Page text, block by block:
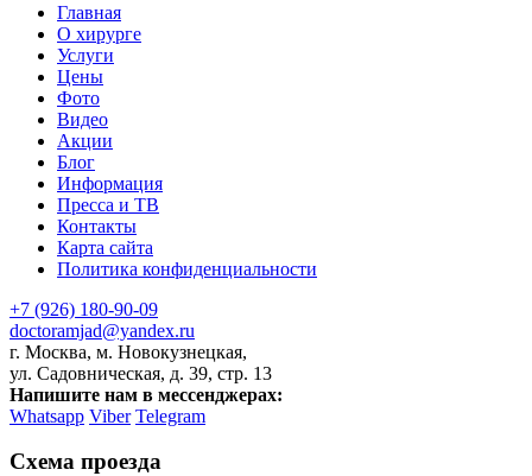
Главная
О хирурге
Услуги
Цены
Фото
Видео
Акции
Блог
Информация
Пресса и ТВ
Контакты
Карта сайта
Политика конфиденциальности
+7 (926) 180-90-09
doctoramjad@yandex.ru
г. Москва, м. Новокузнецкая,
ул. Садовническая, д. 39, стр. 13
Напишите нам в мессенджерах:
Whatsapp Viber Telegram
Схема проезда